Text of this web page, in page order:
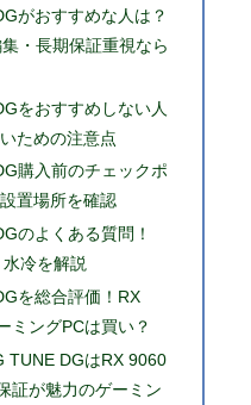
がおすすめな人は？
・長期保証重視なら
をおすすめしない人
ための注意点
購入前のチェックポ
置場所を確認
のよくある質問！
冷を解説
を総合評価！RX
ミングPCは買い？
TUNE DGはRX 9060
証が魅力のゲーミン